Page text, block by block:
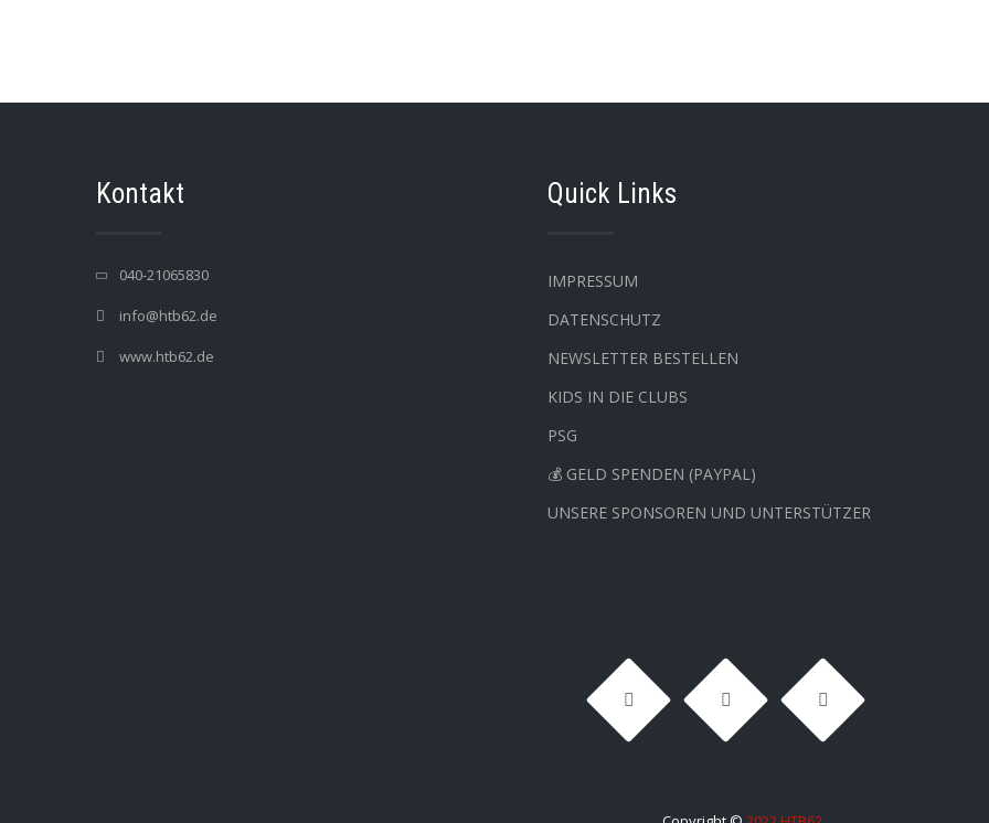
Kontakt
040-21065830
info@htb62.de
www.htb62.de
Quick Links
IMPRESSUM
DATENSCHUTZ
NEWSLETTER BESTELLEN
KIDS IN DIE CLUBS
PSG
💰 GELD SPENDEN (PAYPAL)
UNSERE SPONSOREN UND UNTERSTÜTZER